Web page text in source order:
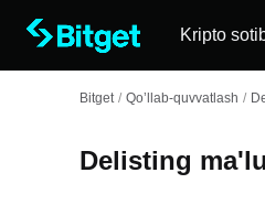
Kripto
Bitget / Qo’llab-quvvatlash /
Delisting